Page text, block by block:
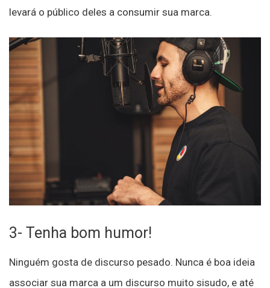
levará o público deles a consumir sua marca.
3- Tenha bom humor!
Ninguém gosta de discurso pesado. Nunca é boa ideia
associar sua marca a um discurso muito sisudo, e até